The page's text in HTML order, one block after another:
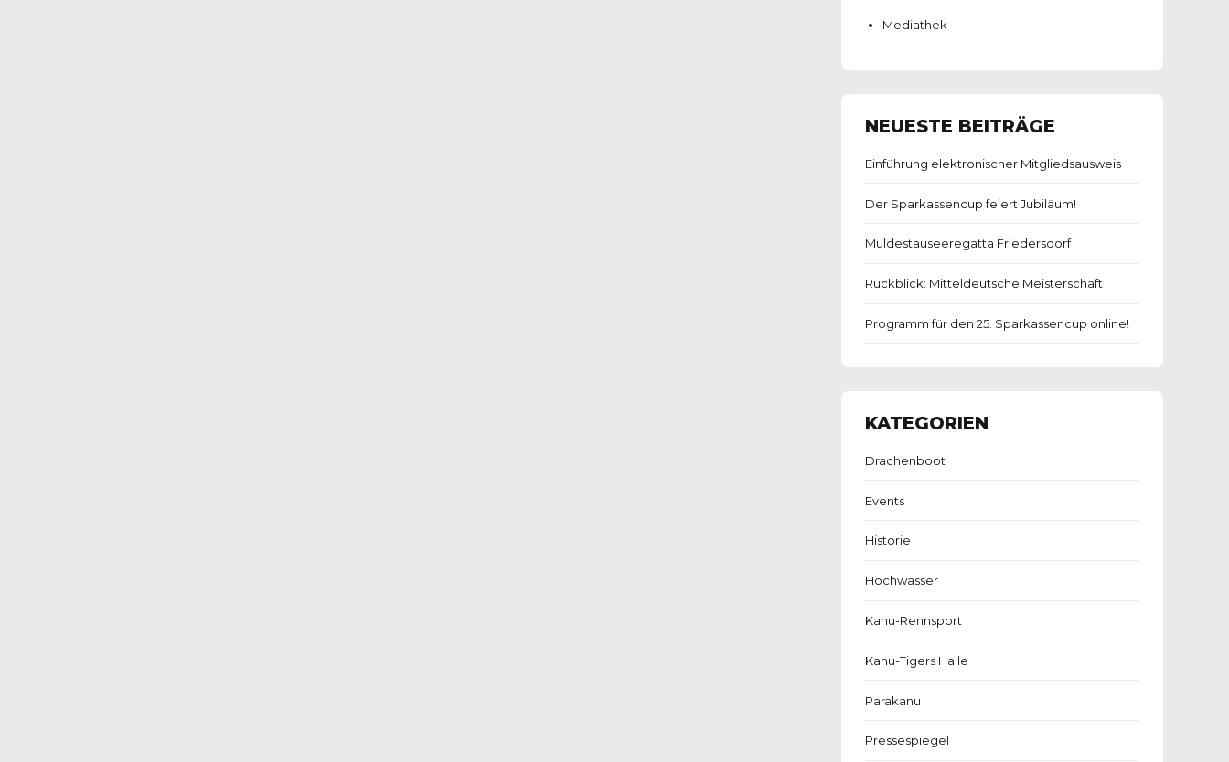
Mediathek
NEUESTE BEITRÄGE
Einführung elektronischer Mitgliedsausweis
Der Sparkassencup feiert Jubiläum!
Muldestauseeregatta Friedersdorf
Rückblick: Mitteldeutsche Meisterschaft
Programm für den 25. Sparkassencup online!
KATEGORIEN
Drachenboot
Events
Historie
Hochwasser
Kanu-Rennsport
Kanu-Tigers Halle
Parakanu
Pressespiegel